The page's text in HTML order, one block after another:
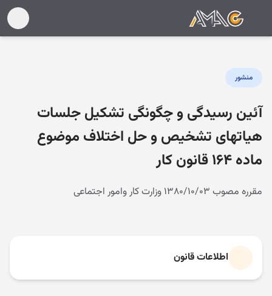
منشور
آئین رسیدگی و چگونگی تشکیل جلسات
هیاتهای تشخیص و حل اختلاف موضوع
ماده ۱۶۴ قانون کار
مقرره مصوب ۱۳۸۰/۱۰/۰۳ وزارت کار وامور اجتماعی
اطلاعات قانون